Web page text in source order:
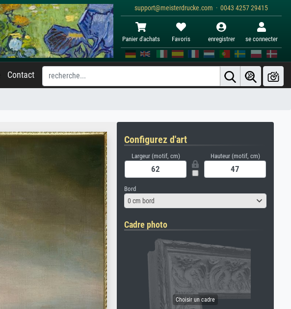
support@meisterdrucke.com · 0043 4257 29415
Panier d'achats Favoris enregistrer se connecter
Contact
Configurez d'art
Largeur (motif, cm) Hauteur (motif, cm)
Bord
0 cm bord
Cadre photo